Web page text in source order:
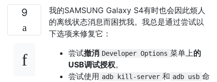
9
我的SAMSUNG Galaxy S4有时也会因此烦人
的离线状态消息而困扰我。我总是通过尝试以
下选项来修复它：
尝试撤消 Developer Options 菜单上的
USB调试授权。
尝试使用 adb kill-server 和 adb usb 命